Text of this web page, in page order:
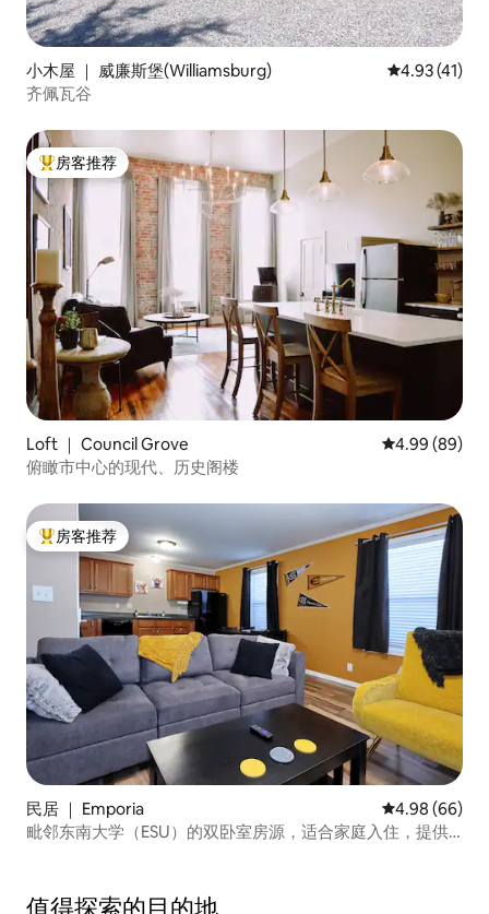
小木屋 ｜ 威廉斯堡(Williamsburg) 平均评分
4.93 (41)
齐佩瓦谷
热门「房客推荐」
房客推荐
Loft ｜ Council Grove 平均评分 4.99
4.99 (89)
俯瞰市中心的现代、历史阁楼
热门「房客推荐」
房客推荐
民居 ｜ Emporia 平均评分 4.98
4.98 (66)
毗邻东南大学（ESU）的双卧室房源，适合家庭入住，提供